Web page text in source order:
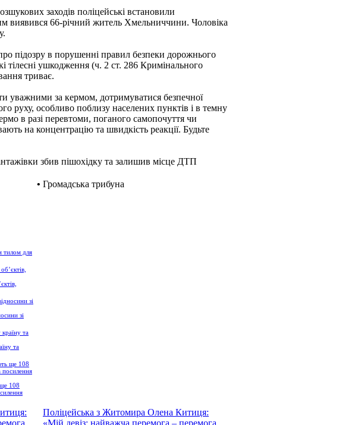
заходів поліцейські встановили
виявився 66-річний житель Хмельниччини. Чоловіка
підозру в порушенні правил безпеки дорожнього
тілесні ушкодження (ч. 2 ст. 286 Кримінального
триває.
уважними за кермом, дотримуватися безпечної
руху, особливо поблизу населених пунктів і в темну
в разі перевтоми, поганого самопочуття чи
на концентрацію та швидкість реакції. Будьте
тилом для
зі
та
108
• Громадська трибуна
Поліцейська з Житомира Олена Китиця: